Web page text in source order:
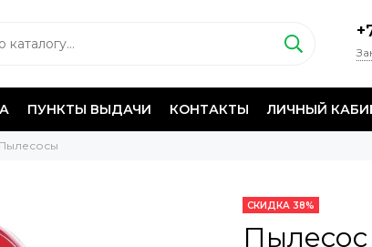
ПУНКТЫ ВЫДАЧИ КОНТАКТЫ ЛИЧНЫЙ
Пылесосы
СКИДКА 38%
Пылесос